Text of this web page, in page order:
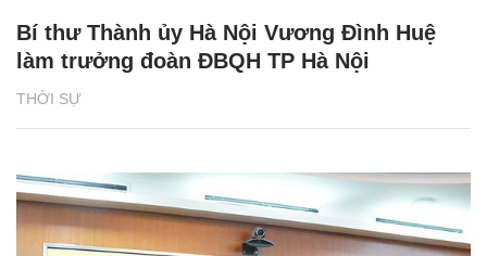
THỜI SỰ
Bí thư Thành ủy Hà Nội Vương Đình Huệ
làm trưởng đoàn ĐBQH TP Hà Nội